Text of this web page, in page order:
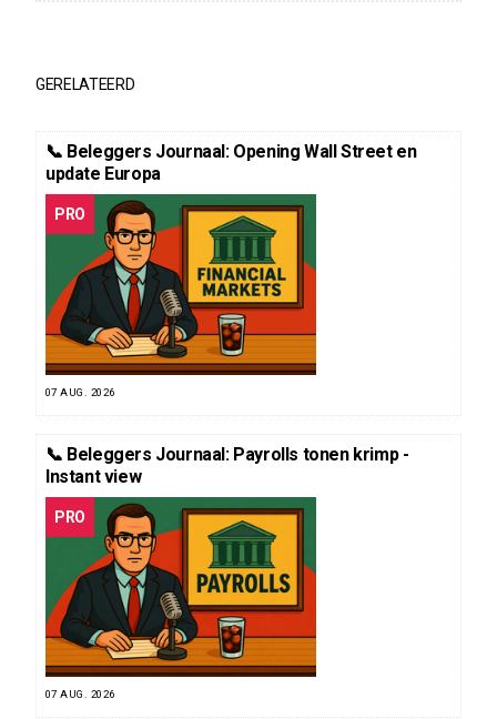
GERELATEERD
📞 Beleggers Journaal: Opening Wall Street en
update Europa
PRO
07 AUG. 2026
📞 Beleggers Journaal: Payrolls tonen krimp -
Instant view
PRO
07 AUG. 2026